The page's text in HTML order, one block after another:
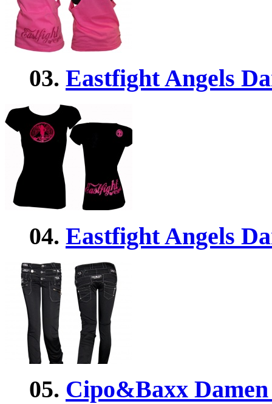
03. Eastfight Angels
04. Eastfight Angels
05. Cipo&Baxx Damen